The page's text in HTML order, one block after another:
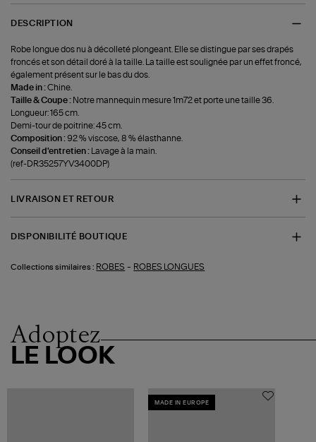
DESCRIPTION
Robe longue dos nu à décolleté plongeant. Elle se distingue par ses drapés
froncés et son détail doré à la taille. La taille est soulignée par un effet froncé,
également présent sur le bas du dos.
Made in :Chine.
Taille & Coupe : Notre mannequin mesure 1m72 et porte une taille 36.
Longueur: 165 cm.
Demi-tour de poitrine: 45 cm.
Composition : 92 % viscose, 8 % élasthanne.
Conseil d'entretien :
Lavage à la main.
(ref-DR35257YV3400DP)
LIVRAISON ET RETOUR
DISPONIBILITÉ BOUTIQUE
Collections similaires : ROBES - ROBES LONGUES
Adoptez
LE LOOK
MADE IN EUROPE